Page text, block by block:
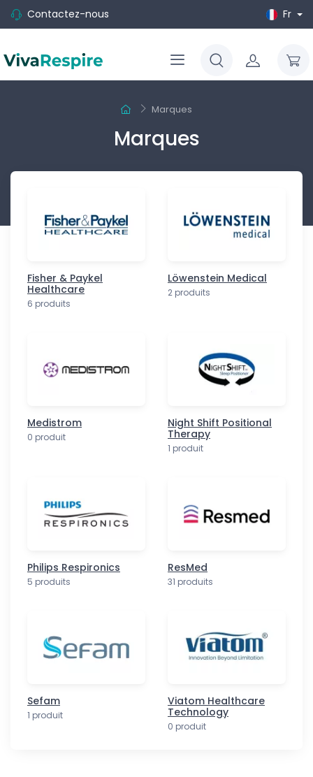
Contactez-nous Fr
Marques
Marques
Fisher & Paykel
Healthcare
6 produits
Löwenstein Medical
2 produits
Medistrom
0 produit
Night Shift Positional
Therapy
1 produit
Philips Respironics
5 produits
ResMed
31 produits
Sefam
1 produit
Viatom Healthcare
Technology
0 produit